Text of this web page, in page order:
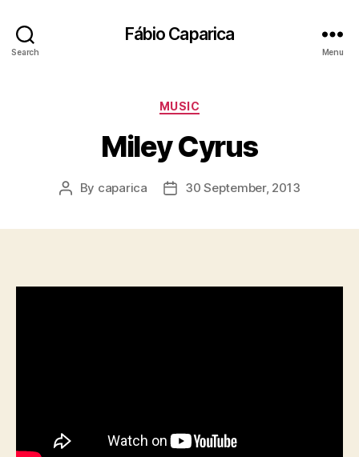
Search
Fábio Caparica
Menu
Categories
MUSIC
Miley Cyrus
Post
By caparica
Post30 September, 2013